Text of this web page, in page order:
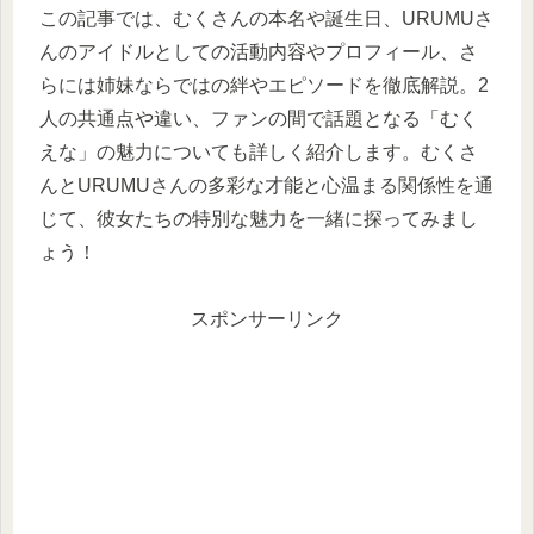
この記事では、むくさんの本名や誕生日、URUMUさ
んのアイドルとしての活動内容やプロフィール、さ
らには姉妹ならではの絆やエピソードを徹底解説。2
人の共通点や違い、ファンの間で話題となる「むく
えな」の魅力についても詳しく紹介します。むくさ
んとURUMUさんの多彩な才能と心温まる関係性を通
じて、彼女たちの特別な魅力を一緒に探ってみまし
ょう！
スポンサーリンク